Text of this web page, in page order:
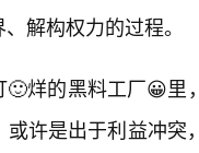
解构权力的过程。
🙂烊的黑料工厂😀里
许是出于利益冲